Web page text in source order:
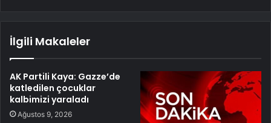
İlgili Makaleler
AK Partili Kaya: Gazze’de
katledilen çocuklar
kalbimizi yaraladı
Ağustos 9, 2026